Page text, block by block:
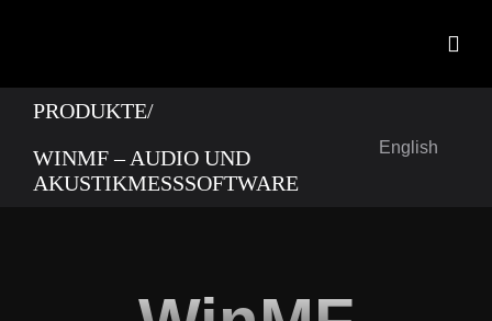
PRODUKTE/
WINMF – AUDIO UND
AKUSTIKMESSSOFTWARE
English